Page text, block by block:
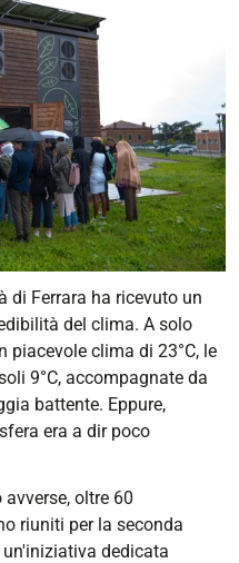
di Ferrara ha ricevuto un
del clima. A solo
clima di 23°C, le
9°C, accompagnate da
battente. Eppure,
era a dir poco
oltre 60
riuniti per la seconda
un'iniziativa dedicata